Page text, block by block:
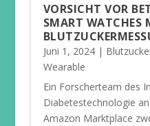
VORSICHT VOR
SMART WATCHES
Juni 1, 2024|
Wearable
Ein Forscherteam des
Diabetestechnologie
Amazon Marktplace